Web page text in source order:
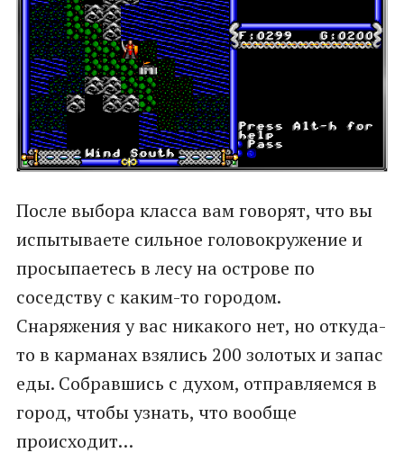
После выбора класса вам говорят, что вы
испытываете сильное головокружение и
просыпаетесь в лесу на острове по
соседству с каким-то городом.
Снаряжения у вас никакого нет, но откуда-
то в карманах взялись 200 золотых и запас
еды. Собравшись с духом, отправляемся в
город, чтобы узнать, что вообще
происходит…